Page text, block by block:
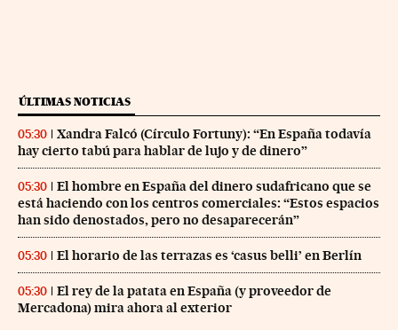
ÚLTIMAS NOTICIAS
05:30
Xandra Falcó (Círculo Fortuny): “En España todavía
hay cierto tabú para hablar de lujo y de dinero”
05:30
El hombre en España del dinero sudafricano que se
está haciendo con los centros comerciales: “Estos espacios
han sido denostados, pero no desaparecerán”
05:30 El horario de las terrazas es ‘casus belli’ en Berlín
05:30
El rey de la patata en España (y proveedor de
Mercadona) mira ahora al exterior